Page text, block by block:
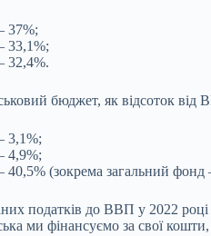
37%;
33,1%;
32,4%.
бюджет, як відсоток від
3,1%;
4,9%;
40,5% (зокрема загальний фонд
податків до ВВП у 2022
ми фінансуємо за свої